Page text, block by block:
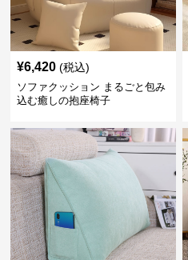
¥6,420 (税込)
ソファクッション まるごと包み
込む癒しの抱座椅子